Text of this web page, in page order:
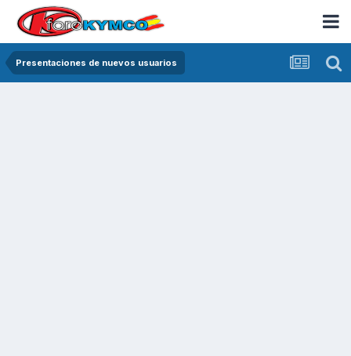
Presentaciones de nuevos usuarios